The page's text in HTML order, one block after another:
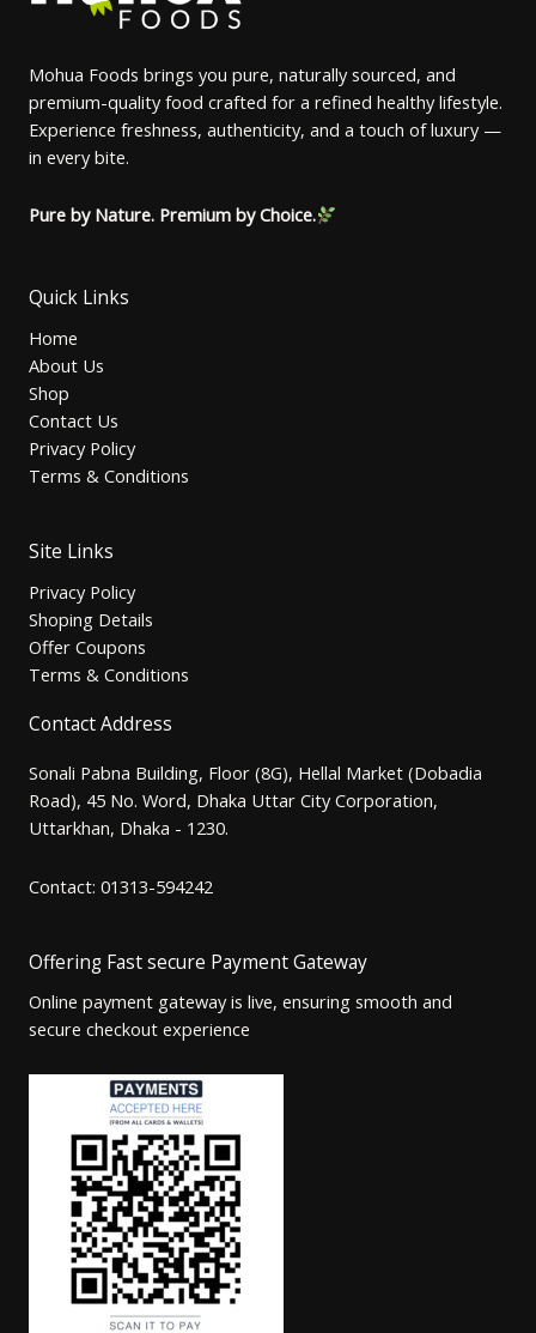
Mohua Foods brings you pure, naturally sourced, and
premium-quality food crafted for a refined healthy lifestyle.
Experience freshness, authenticity, and a touch of luxury —
in every bite.
Pure by Nature. Premium by Choice.
Quick Links
Home
About Us
Shop
Contact Us
Privacy Policy
Terms & Conditions
Site Links
Privacy Policy
Shoping Details
Offer Coupons
Terms & Conditions
Contact Address
Sonali Pabna Building, Floor (8G), Hellal Market (Dobadia
Road), 45 No. Word, Dhaka Uttar City Corporation,
Uttarkhan, Dhaka - 1230.
Contact: 01313-594242
Offering Fast secure Payment Gateway
Online payment gateway is live, ensuring smooth and
secure checkout experience